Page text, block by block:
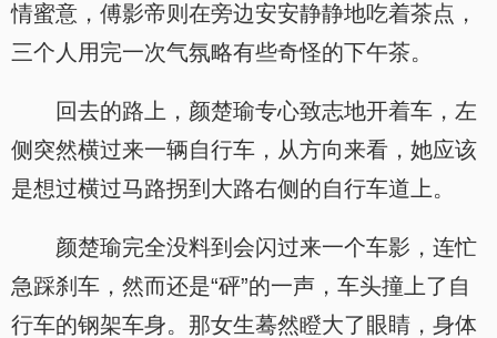
情蜜意，傅影帝则在旁边安安静静地吃着茶点，
三个人用完一次气氛略有些奇怪的下午茶。
回去的路上，颜楚瑜专心致志地开着车，左
侧突然横过来一辆自行车，从方向来看，她应该
是想过横过马路拐到大路右侧的自行车道上。
颜楚瑜完全没料到会闪过来一个车影，连忙
急踩刹车，然而还是“砰”的一声，车头撞上了自
行车的钢架车身。那女生蓦然瞪大了眼睛，身体